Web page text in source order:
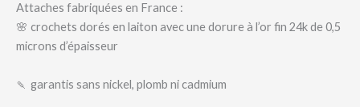
Attaches fabriquées en France :
🌸 crochets dorés en laiton avec une dorure à l’or fin 24k de 0,5
microns d’épaisseur
🍡 garantis sans nickel, plomb ni cadmium